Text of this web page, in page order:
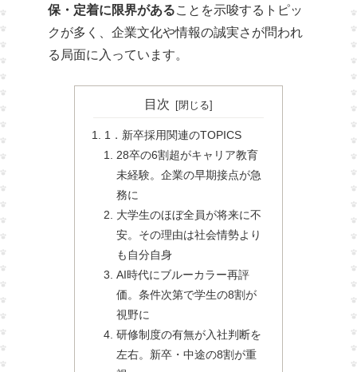
保・定着に限界があることを示唆するトピッ
クが多く、企業文化や情報の誠実さが問われ
る局面に入っています。
目次
1．新卒採用関連のTOPICS
28卒の6割超がキャリア教育
未経験。企業の早期接点が急
務に
大学生のほぼ全員が将来に不
安。その理由は社会情勢より
も自分自身
AI時代にブルーカラー再評
価。条件次第で学生の8割が
視野に
研修制度の有無が入社判断を
左右。新卒・中途の8割が重